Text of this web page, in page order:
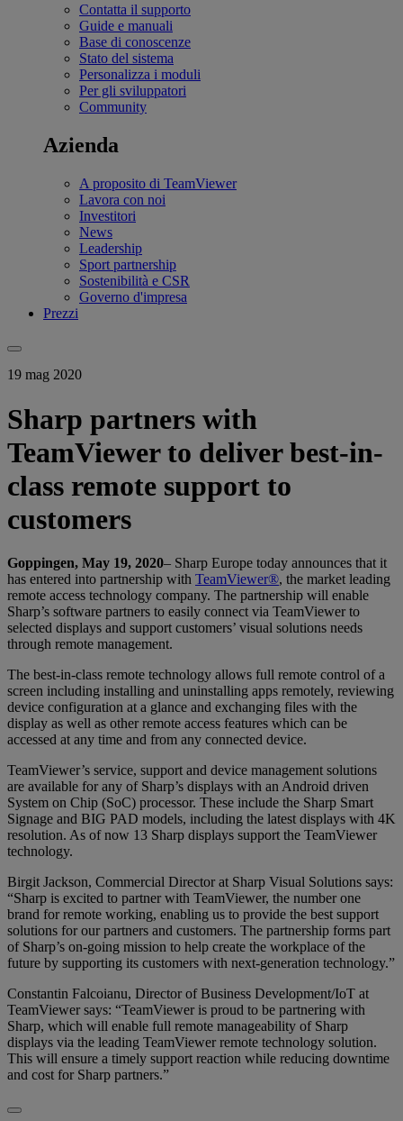
Contatta il supporto
Guide e manuali
Base di conoscenze
Stato del sistema
Personalizza i moduli
Per gli sviluppatori
Community
Azienda
A proposito di TeamViewer
Lavora con noi
Investitori
News
Leadership
Sport partnership
Sostenibilità e CSR
Governo d'impresa
Prezzi
19 mag 2020
Sharp partners with
TeamViewer to deliver best-in-
class remote support to
customers
Goppingen, May 19, 2020– Sharp Europe today announces that it
has entered into partnership with TeamViewer®, the market leading
remote access technology company. The partnership will enable
Sharp’s software partners to easily connect via TeamViewer to
selected displays and support customers’ visual solutions needs
through remote management.
The best-in-class remote technology allows full remote control of a
screen including installing and uninstalling apps remotely, reviewing
device configuration at a glance and exchanging files with the
display as well as other remote access features which can be
accessed at any time and from any connected device.
TeamViewer’s service, support and device management solutions
are available for any of Sharp’s displays with an Android driven
System on Chip (SoC) processor. These include the Sharp Smart
Signage and BIG PAD models, including the latest displays with 4K
resolution. As of now 13 Sharp displays support the TeamViewer
technology.
Birgit Jackson, Commercial Director at Sharp Visual Solutions says:
“Sharp is excited to partner with TeamViewer, the number one
brand for remote working, enabling us to provide the best support
solutions for our partners and customers. The partnership forms part
of Sharp’s on-going mission to help create the workplace of the
future by supporting its customers with next-generation technology.”
Constantin Falcoianu, Director of Business Development/IoT at
TeamViewer says: “TeamViewer is proud to be partnering with
Sharp, which will enable full remote manageability of Sharp
displays via the leading TeamViewer remote technology solution.
This will ensure a timely support reaction while reducing downtime
and cost for Sharp partners.”